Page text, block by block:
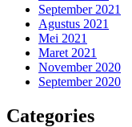
September 2021
Agustus 2021
Mei 2021
Maret 2021
November 2020
September 2020
Categories